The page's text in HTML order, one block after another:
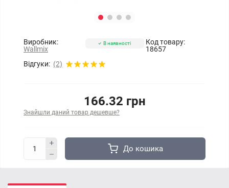
Виробник:
Wallmix
Код товару:
18657
Відгуки: (2)
В наявності
166.32 грн
Знайшли даний товар дешевше?
До кошика